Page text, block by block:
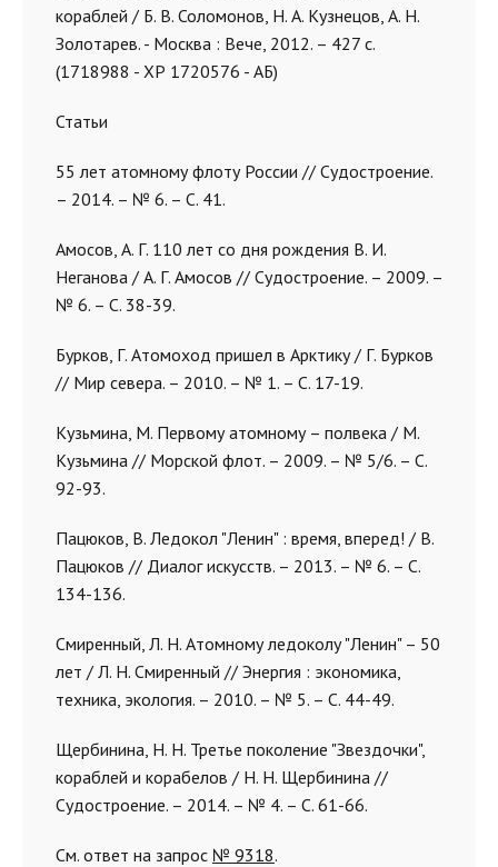
кораблей / Б. В. Соломонов, Н. А. Кузнецов, А. Н.
Золотарев. - Москва : Вече, 2012. – 427 с.
(1718988 - ХР 1720576 - АБ)
Статьи
55 лет атомному флоту России // Судостроение.
– 2014. – № 6. – С. 41.
Амосов, А. Г. 110 лет со дня рождения В. И.
Неганова / А. Г. Амосов // Судостроение. – 2009. –
№ 6. – С. 38-39.
Бурков, Г. Атомоход пришел в Арктику / Г. Бурков
// Мир севера. – 2010. – № 1. – С. 17-19.
Кузьмина, М. Первому атомному – полвека / М.
Кузьмина // Морской флот. – 2009. – № 5/6. – С.
92-93.
Пацюков, В. Ледокол "Ленин" : время, вперед! / В.
Пацюков // Диалог искусств. – 2013. – № 6. – С.
134-136.
Смиренный, Л. Н. Атомному ледоколу "Ленин" – 50
лет / Л. Н. Смиренный // Энергия : экономика,
техника, экология. – 2010. – № 5. – С. 44-49.
Щербинина, Н. Н. Третье поколение "Звездочки",
кораблей и корабелов / Н. Н. Щербинина //
Судостроение. – 2014. – № 4. – С. 61-66.
См. ответ на запрос № 9318.